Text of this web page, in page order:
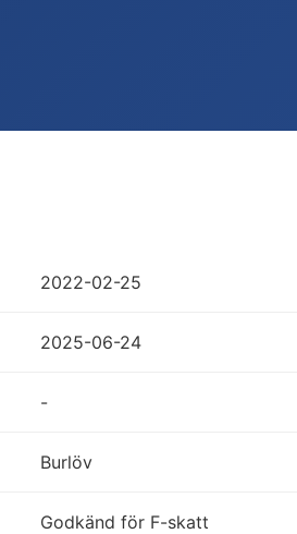
2022-02-25
2025-06-24
-
Burlöv
Godkänd för F-skatt